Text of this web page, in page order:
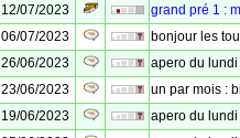
12/07/2023
grand pré 1 :
06/07/2023
bonjour les
26/06/2023
apero du lundi
23/06/2023
un par mois :
19/06/2023
apero du lundi